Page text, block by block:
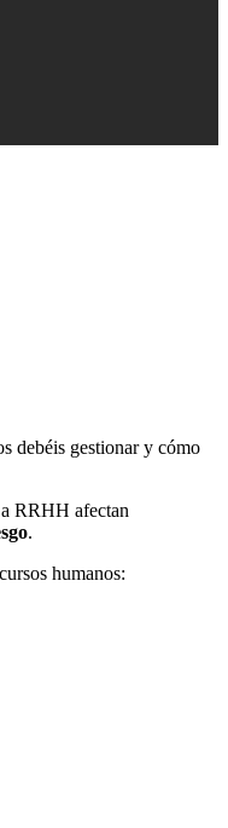
debéis gestionar y cómo
RRHH afectan
.
humanos: